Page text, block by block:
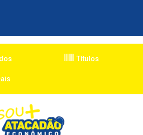
Títulos